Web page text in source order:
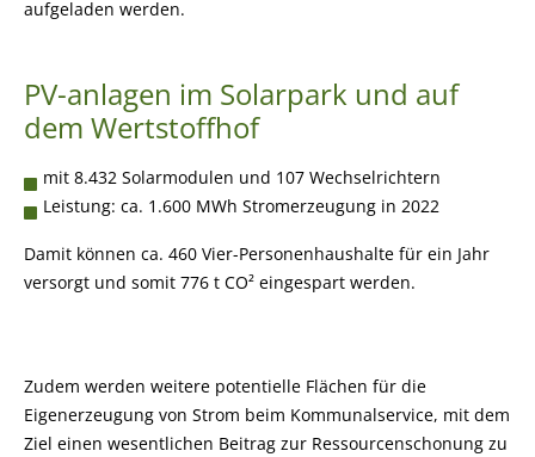
aufgeladen werden.
PV-anlagen im Solarpark und auf
dem Wertstoffhof
mit 8.432 Solarmodulen und 107 Wechselrichtern
Leistung: ca. 1.600 MWh Stromerzeugung in 2022
Damit können ca. 460 Vier-Personenhaushalte für ein Jahr
versorgt und somit 776 t CO² eingespart werden.
Zudem werden weitere potentielle Flächen für die
Eigenerzeugung von Strom beim Kommunalservice, mit dem
Ziel einen wesentlichen Beitrag zur Ressourcenschonung zu